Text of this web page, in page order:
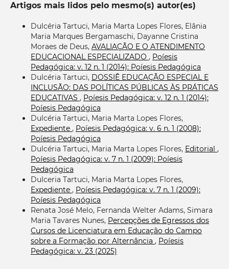
Artigos mais lidos pelo mesmo(s) autor(es)
Dulcéria Tartuci, Maria Marta Lopes Flores, Elânia
Maria Marques Bergamaschi, Dayanne Cristina
Moraes de Deus, AVALIAÇÃO E O ATENDIMENTO
EDUCACIONAL ESPECIALIZADO , Poíesis
Pedagógica: v. 12 n. 1 (2014): Poíesis Pedagógica
Dulcéria Tartuci, DOSSIÊ EDUCAÇÃO ESPECIAL E
INCLUSÃO: DAS POLÍTICAS PÚBLICAS ÀS PRÁTICAS
EDUCATIVAS , Poíesis Pedagógica: v. 12 n. 1 (2014):
Poíesis Pedagógica
Dulcéria Tartuci, Maria Marta Lopes Flores,
Expediente , Poíesis Pedagógica: v. 6 n. 1 (2008):
Poíesis Pedagógica
Dulcéria Tartuci, Maria Marta Lopes Flores, Editorial ,
Poíesis Pedagógica: v. 7 n. 1 (2009): Poíesis
Pedagógica
Dulceria Tartuci, Maria Marta Lopes Flores,
Expediente , Poíesis Pedagógica: v. 7 n. 1 (2009):
Poíesis Pedagógica
Renata José Melo, Fernanda Welter Adams, Simara
Maria Tavares Nunes, Percepções de Egressos dos
Cursos de Licenciatura em Educação do Campo
sobre a Formação por Alternância , Poíesis
Pedagógica: v. 23 (2025)